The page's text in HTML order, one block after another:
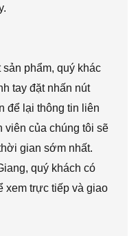
phẩm, quý khác
tay đặt nhấn nút
để lại thông tin liên
viên của chúng tôi sẽ
gian sớm nhất.
quý khách có
xem trực tiếp và giao